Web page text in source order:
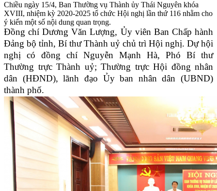
Chiều ngày 15/4, Ban Thường vụ Thành ủy Thái Nguyên khóa
XVIII, nhiệm kỳ 2020-2025 tổ chức Hội nghị lần thứ 116 nhằm cho
ý kiến một số nội dung quan trọng.
Đồng chí Dương Văn Lượng, Ủy viên Ban Chấp hành
Đảng bộ tỉnh, Bí thư Thành uỷ chủ trì Hội nghị. Dự hội
nghị có đồng chí Nguyễn Mạnh Hà, Phó Bí thư
Thường trực Thành uỷ; Thường trực Hội đồng nhân
dân (HĐND), lãnh đạo Ủy ban nhân dân (UBND)
thành phố.